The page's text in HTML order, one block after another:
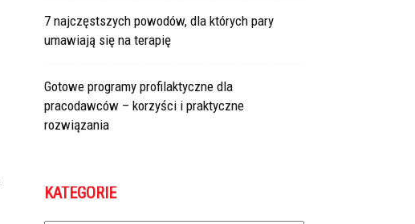
7 najczęstszych powodów, dla których pary
umawiają się na terapię
Gotowe programy profilaktyczne dla
pracodawców – korzyści i praktyczne
rozwiązania
KATEGORIE
Kategorie